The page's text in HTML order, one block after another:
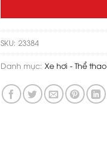
SKU: 23384
Danh mục: Xe hơi - Thể thao